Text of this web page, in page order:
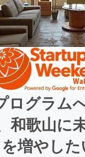
ログラム
和歌山に
を増やした